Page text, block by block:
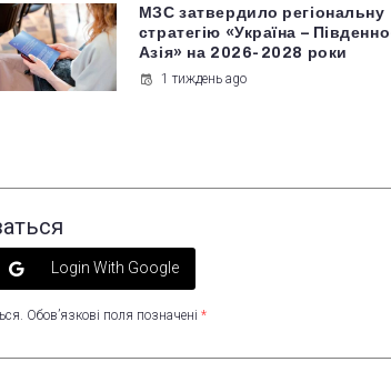
МЗС затвердило регіональну
стратегію «Україна –
Азія» на 2026-2028 роки
1 тиждень ago
Login With Google
Обов’язкові поля позначені *